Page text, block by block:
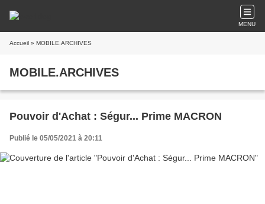
MENU
Accueil » MOBILE.ARCHIVES
MOBILE.ARCHIVES
Pouvoir d'Achat : Ségur... Prime MACRON
Publié le 05/05/2021 à 20:11